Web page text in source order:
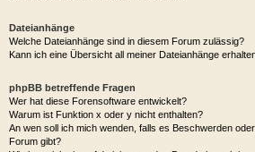
Was ist der Unterschied zwischen einem Lesezeichen
Thema oder Forum?
Wie kann ich ein Lesezeichen auf ein Thema setzen
Wie deaktiviere ich meine Abonnements?
Dateianhänge
Welche Dateianhänge sind in diesem Forum zulässig?
Kann ich eine Übersicht all meiner Dateianhänge